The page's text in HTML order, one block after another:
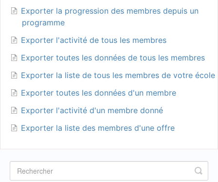
Exporter la progression des membres depuis un
programme
Exporter l'activité de tous les membres
Exporter toutes les données de tous les membres
Exporter la liste de tous les membres de votre école
Exporter toutes les données d'un membre
Exporter l'activité d'un membre donné
Exporter la liste des membres d'une offre